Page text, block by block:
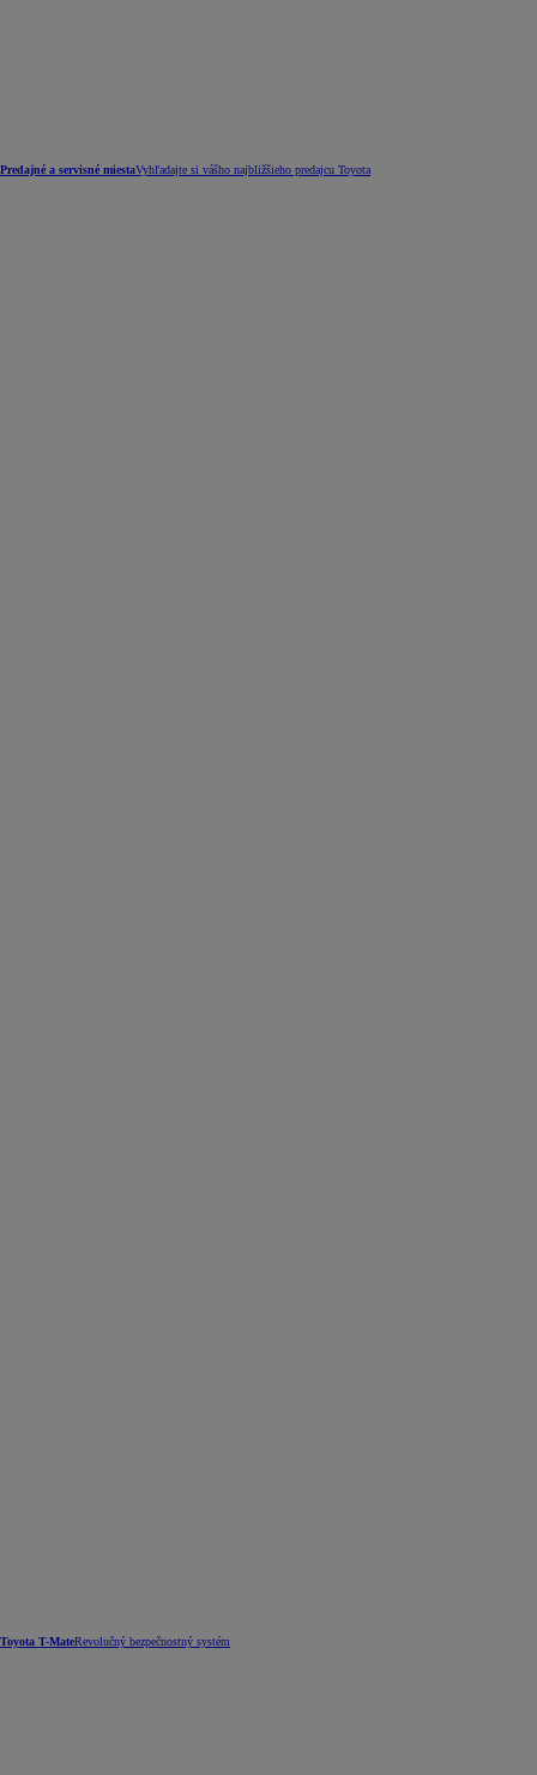
Predajné a servisné miestaVyhľadajte si vášho najbližšieho predajcu Toyota
Toyota T-MateRevolučný bezpečnostný systém